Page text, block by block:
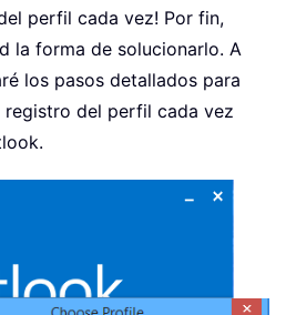
perfil cada vez! Por fin,
la forma de solucionarlo. A
los pasos detallados para
del perfil cada vez